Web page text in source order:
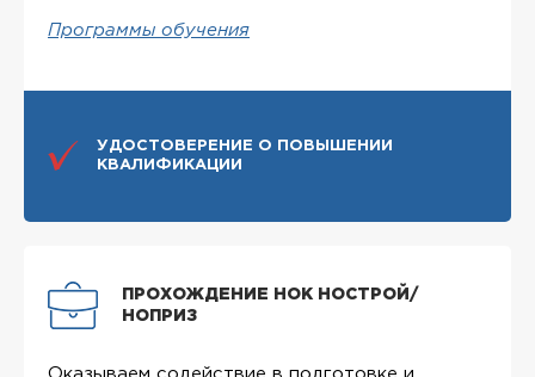
Программы обучения
УДОСТОВЕРЕНИЕ О ПОВЫШЕНИИ
КВАЛИФИКАЦИИ
ПРОХОЖДЕНИЕ НОК НОСТРОЙ/
НОПРИЗ